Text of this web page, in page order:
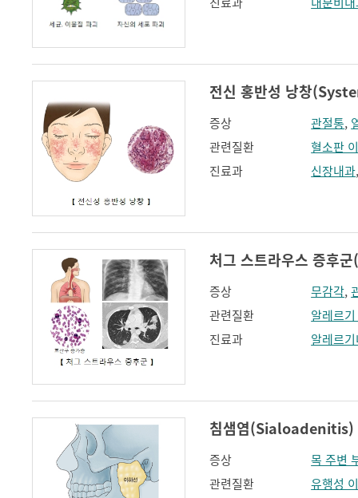
전신 홍반성 낭창
증상 관절통,
관련질환
혈소판
진료과
신장내과
처그 스트라우스 증
증상 무감각,
관련질환
알레르
진료과
알레르
침샘염(Sialoadenitis)
증상
목 주변
관련질환
유행성